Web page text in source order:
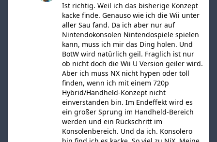
Ist richtig. Weil ich das bisherige Konzept
kacke finde. Genauso wie ich die Wii unter
aller Sau fand. Da ich aber nur auf
Nintendokonsolen Nintendospiele spielen
kann, muss ich mir das Ding holen. Und
BotW wird natürlich geil. Fraglich ist nur
ob nicht doch die Wii U Version geiler wird.
Aber ich muss NX nicht hypen oder toll
finden, wenn ich mit einem 720p
Hybrid/Handheld-Konzept nicht
einverstanden bin. Im Endeffekt wird es
ein großer Sprung im Handheld-Bereich
werden und ein Rückschritt im
Konsolenbereich. Und da ich. Konsolero